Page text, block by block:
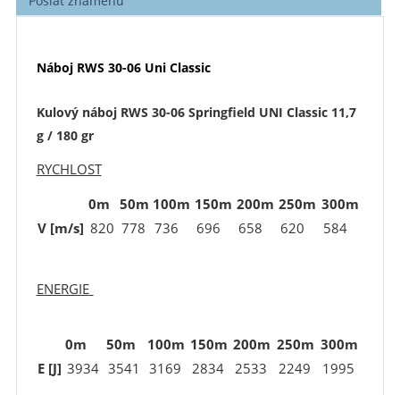
Náboj RWS 30-06 Uni Classic
Kulový náboj RWS 30-06 Springfield UNI Classic 11,7
g / 180 gr
RYCHLOST
0m 50m 100m 150m 200m 250m 300m
V [m/s] 820 778 736 696 658 620 584
ENERGIE
0m 50m 100m 150m 200m 250m 300m
E [J] 3934 3541 3169 2834 2533 2249 1995